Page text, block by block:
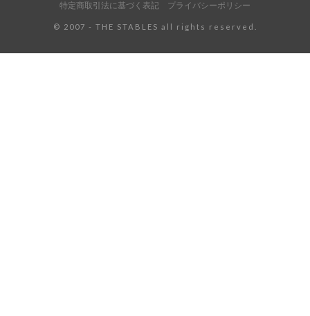
©️ 2007 - THE STABLES all rights reserved.
特定商取引法に基づく表記 プライバシーポリシー